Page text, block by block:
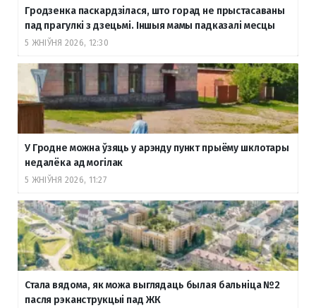
Гродзенка паскардзілася, што горад не прыстасаваны
пад прагулкі з дзецьмі. Іншыя мамы падказалі месцы
5 ЖНІЎНЯ 2026, 12:30
У Гродне можна ўзяць у арэнду пункт прыёму шклотары
недалёка ад могілак
5 ЖНІЎНЯ 2026, 11:27
Стала вядома, як можа выглядаць былая бальніца №2
пасля рэканструкцыі пад ЖК